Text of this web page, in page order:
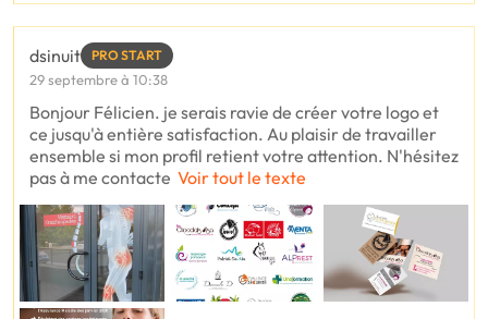
dsinuit PRO START
29 septembre à 10:38
Bonjour Félicien. je serais ravie de créer votre logo et
ce jusqu'à entière satisfaction. Au plaisir de travailler
ensemble si mon profil retient votre attention. N'hésitez
pas à me contacte Voir tout le texte